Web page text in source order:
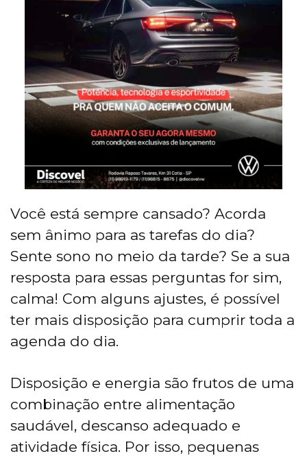
Você está sempre cansado? Acorda
sem ânimo para as tarefas do dia?
Sente sono no meio da tarde? Se a sua
resposta para essas perguntas for sim,
calma! Com alguns ajustes, é possível
ter mais disposição para cumprir toda a
agenda do dia.
Disposição e energia são frutos de uma
combinação entre alimentação
saudável, descanso adequado e
atividade física. Por isso, pequenas